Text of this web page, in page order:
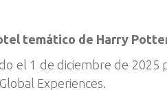
temático de Harry
el 1 de diciembre de 2025
Experiences.